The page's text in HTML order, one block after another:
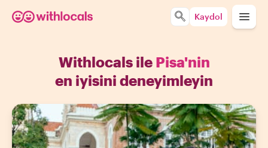
Kaydol
Withlocals ile Pisa'nin
en iyisini deneyimleyin